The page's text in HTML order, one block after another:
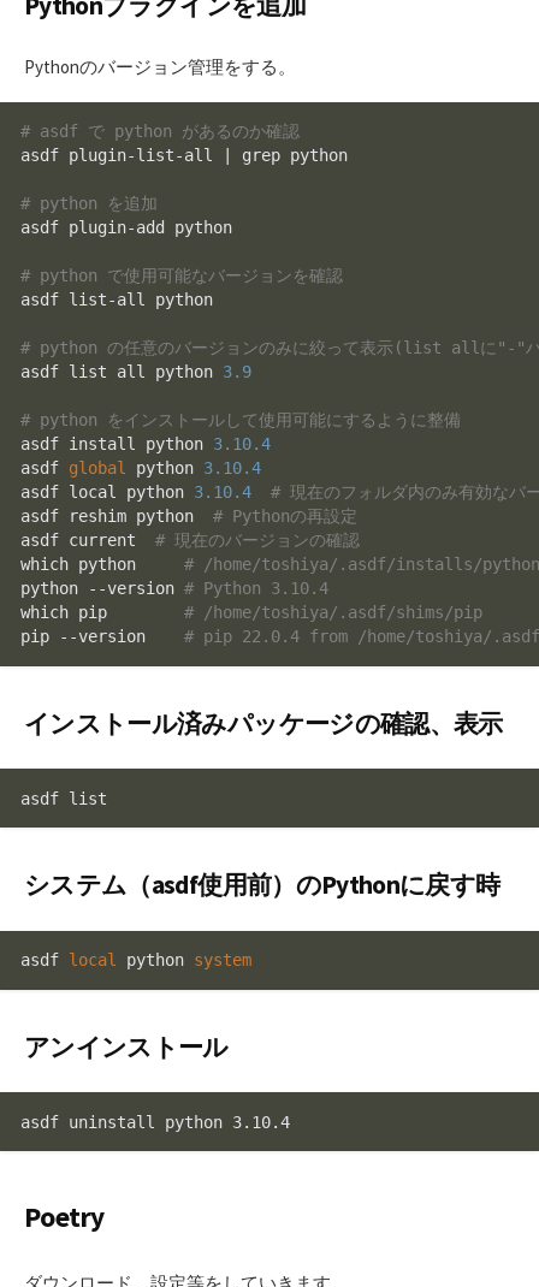
Pythonのバージョン管理をする。
# asdf で python があるのか確認
asdf plugin-list-all | grep python
# python を追加
asdf plugin-add python
# python で使用可能なバージョンを確認
asdf list-all python
# python の任意のバージョンのみに絞って表示(list allに"-"ハ
asdf list all python 3.9
# python をインストールして使用可能にするように整備
asdf install python 3.10.4
asdf global python 3.10.4
asdf local python 3.10.4
# 現在のフォルダ内のみ有効なバ
asdf reshim python # Pythonの再設定
asdf current # 現在のバージョンの確認
which python # /home/toshiya/.asdf/installs/
python --version # Python 3.10.4
which pip # /home/toshiya/.asdf/shims/pip
pip --version # pip 22.0.4 from /home/toshiya/
インストール済みパッケージの確認、表示
asdf list
システム（asdf使用前）のPythonに戻す時
asdf local python system
アンインストール
asdf uninstall python 3.10.4
Poetry